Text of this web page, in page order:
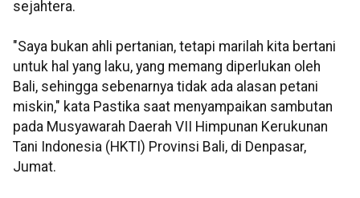
sejahtera.
"Saya bukan ahli pertanian, tetapi marilah kita bertani
untuk hal yang laku, yang memang diperlukan oleh
Bali, sehingga sebenarnya tidak ada alasan petani
miskin," kata Pastika saat menyampaikan sambutan
pada Musyawarah Daerah VII Himpunan Kerukunan
Tani Indonesia (HKTI) Provinsi Bali, di Denpasar,
Jumat.